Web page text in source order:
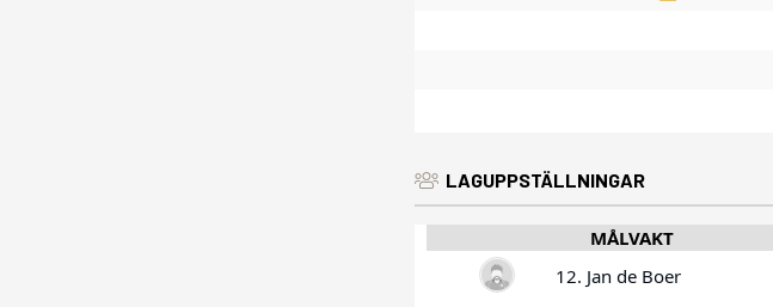
LAGUPPSTÄLLNINGAR
MÅLVAKT
12. Jan de Boer